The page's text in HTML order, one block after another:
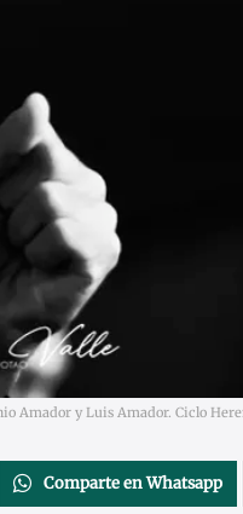
Amador y Luis Amador. Ciclo
Comparte en Whatsapp